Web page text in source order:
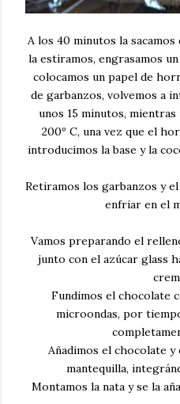
A los 40 minutos la
la estiramos, engrasamos
colocamos un papel de
de garbanzos, volvemos a
unos 15 minutos,
200º C, una vez que el
introducimos la base y la
Retiramos los garbanzos y
enfriar en el
Vamos preparando el
junto con el azúcar glass
Fundimos el chocolate
microondas, por
Añadimos el chocolate
mantequilla,
Montamos la nata y se la